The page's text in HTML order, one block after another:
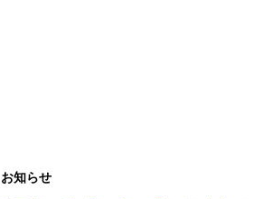
お知らせ